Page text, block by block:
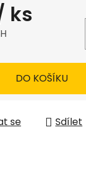
ks
DO KOŠÍKU
se Sdílet